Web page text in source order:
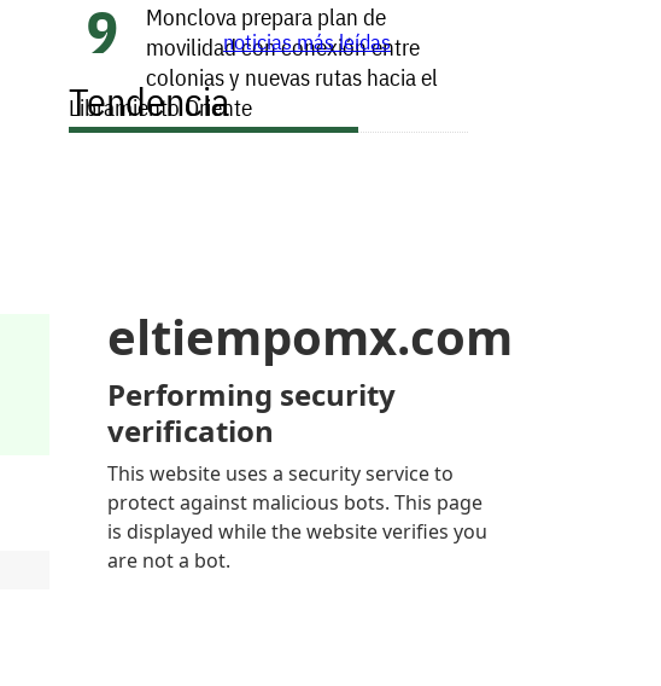
Monclova prepara plan de
movilidad con conexión entre
colonias y nuevas rutas hacia el
Libramiento Oriente
noticias más leídas
Tendencia